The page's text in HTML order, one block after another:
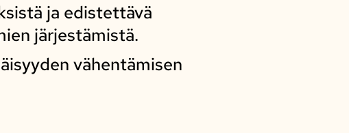
ja edistettävä
järjestämistä.
vähentämisen